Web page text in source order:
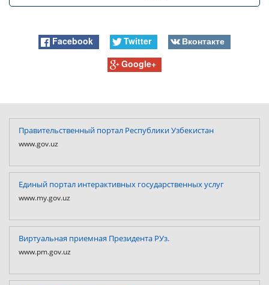
Facebook Twitter
Вконтакте
Google+
Правительственный портал Республики Узбекистан
www.gov.uz
Единый портал интерактивных государственных услуг
www.my.gov.uz
Виртуальная приемная Президента РУз.
www.pm.gov.uz